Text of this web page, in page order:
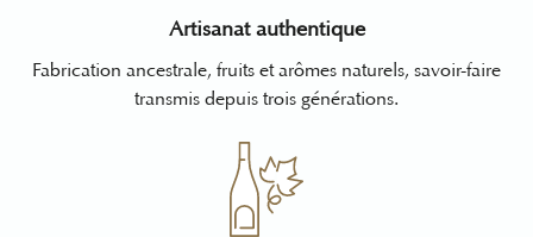
Artisanat authentique
Fabrication ancestrale, fruits et arômes naturels, savoir-faire
transmis depuis trois générations.